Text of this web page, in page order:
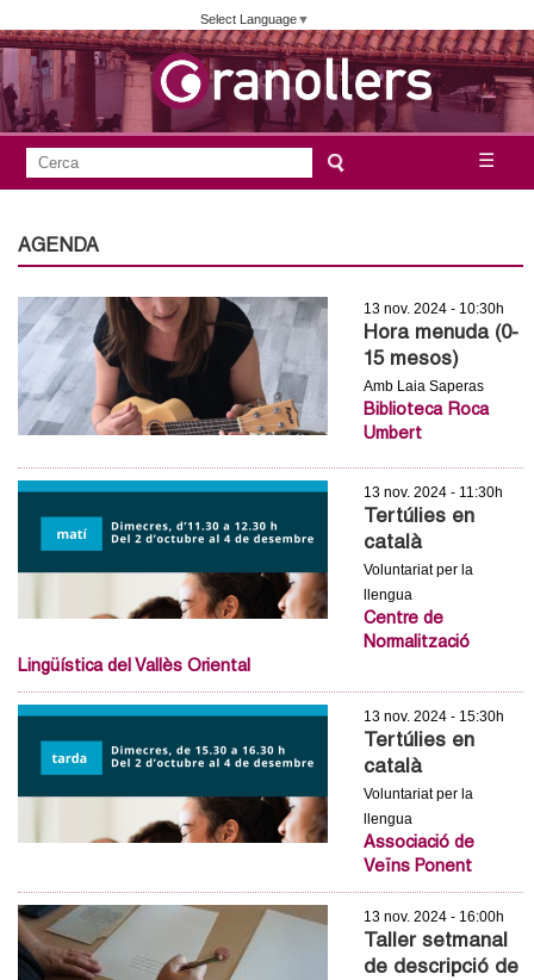
Vés
al
contingut
Select Language▼
m
☰
F
r
u
a
d
r
e
a
AGENDA
13 nov. 2024 - 10:30h
Hora menuda (0-
15 mesos)
Amb Laia Saperas
Biblioteca Roca
Umbert
13 nov. 2024 - 11:30h
Tertúlies en
català
Voluntariat per la
llengua
Centre de
Normalització
Lingüística del Vallès Oriental
13 nov. 2024 - 15:30h
Tertúlies en
català
Voluntariat per la
llengua
Associació de
Veïns Ponent
13 nov. 2024 - 16:00h
Taller setmanal
de descripció de